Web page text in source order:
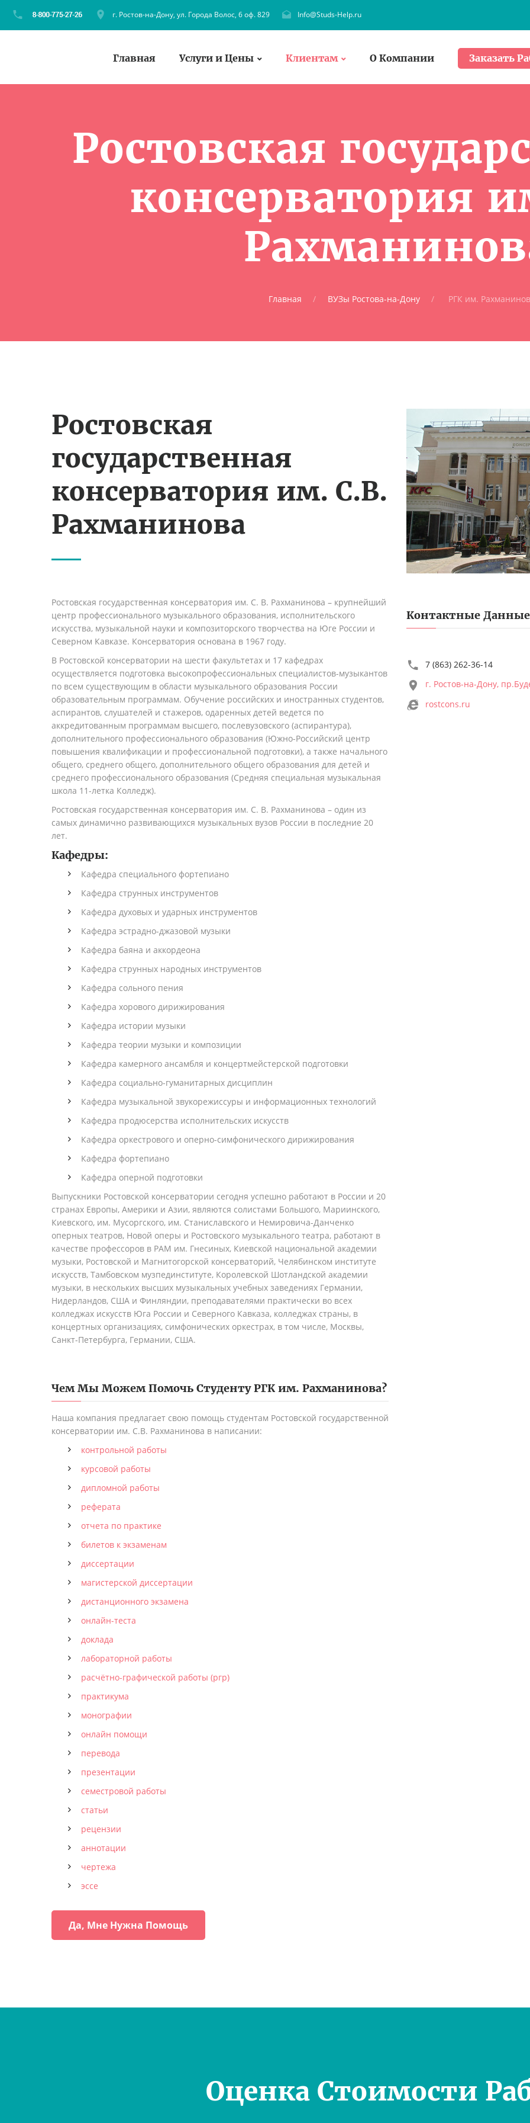
г. Ростов-на-Дону, ул. Города Волос, 6 оф. 829 Info@Studs-Help.ru
Главная Услуги и Цены Клиентам О Компании Заказать
Ростовская
консерватория
Главная ВУЗы Ростова-на-Дону РГК им.
Ростовская
государственная
консерватория им. С.В.
Рахманинова
Ростовская государственная консерватория им. С. В. Рахманинова – крупнейший
центр профессионального музыкального образования, исполнительского
искусства, музыкальной науки и композиторского творчества на Юге России и
Северном Кавказе. Консерватория основана в 1967 году.
В Ростовской консерватории на шести факультетах и 17 кафедрах
осуществляется подготовка высокопрофессиональных специалистов-музыкантов
по всем существующим в области музыкального образования России
образовательным программам. Обучение российских и иностранных студентов,
аспирантов, слушателей и стажеров, одаренных детей ведется по
аккредитованным программам высшего, послевузовского (аспирантура),
дополнительного профессионального образования (Южно-Российский центр
повышения квалификации и профессиональной подготовки), а также начального
общего, среднего общего, дополнительного общего образования для детей и
среднего профессионального образования (Средняя специальная музыкальная
школа 11-летка Колледж).
Ростовская государственная консерватория им. С. В. Рахманинова – один из
самых динамично развивающихся музыкальных вузов России в последние 20
лет.
Кафедры:
Кафедра специального фортепиано
Кафедра струнных инструментов
Кафедра духовых и ударных инструментов
Кафедра эстрадно-джазовой музыки
Кафедра баяна и аккордеона
Кафедра струнных народных инструментов
Кафедра сольного пения
Кафедра хорового дирижирования
Кафедра истории музыки
Кафедра теории музыки и композиции
Кафедра камерного ансамбля и концертмейстерской подготовки
Кафедра социально-гуманитарных дисциплин
Кафедра музыкальной звукорежиссуры и информационных технологий
Кафедра продюсерства исполнительских искусств
Кафедра оркестрового и оперно-симфонического дирижирования
Кафедра фортепиано
Кафедра оперной подготовки
Выпускники Ростовской консерватории сегодня успешно работают в России и 20
странах Европы, Америки и Азии, являются солистами Большого, Мариинского,
Киевского, им. Мусоргского, им. Станиславского и Немировича-Данченко
оперных театров, Новой оперы и Ростовского музыкального театра, работают в
качестве профессоров в РАМ им. Гнесиных, Киевской национальной академии
музыки, Ростовской и Магнитогорской консерваторий, Челябинском институте
искусств, Тамбовском музпединституте, Королевской Шотландской академии
музыки, в нескольких высших музыкальных учебных заведениях Германии,
Нидерландов, США и Финляндии, преподавателями практически во всех
колледжах искусств Юга России и Северного Кавказа, колледжах страны, в
концертных организациях, симфонических оркестрах, в том числе, Москвы,
Санкт-Петербурга, Германии, США.
Чем Мы Можем Помочь СтудентуРГК им. Рахманинова?
Наша компания предлагает свою помощь студентам Ростовской государственной
консерватории им. С.В. Рахманинова в написании:
контрольной работы
курсовой работы
дипломной работы
реферата
отчета по практике
билетов к экзаменам
диссертации
магистерской диссертации
дистанционного экзамена
онлайн-теста
доклада
лабораторной работы
расчётно-графической работы (ргр)
практикума
монографии
онлайн помощи
перевода
презентации
семестровой работы
статьи
рецензии
аннотации
чертежа
эссе
Да, Мне Нужна Помощь
Контактные Данные
7 (863) 262-36-14
г. Ростов-на-Дону,
rostcons.ru
Оценка Стоимости